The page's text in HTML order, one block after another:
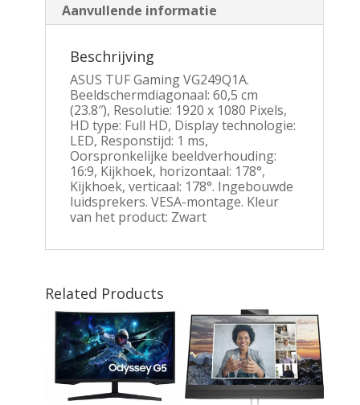
Aanvullende informatie
Beschrijving
ASUS TUF Gaming VG249Q1A.
Beeldschermdiagonaal: 60,5 cm
(23.8″), Resolutie: 1920 x 1080 Pixels,
HD type: Full HD, Display technologie:
LED, Responstijd: 1 ms,
Oorspronkelijke beeldverhouding:
16:9, Kijkhoek, horizontaal: 178°,
Kijkhoek, verticaal: 178°. Ingebouwde
luidsprekers. VESA-montage. Kleur
van het product: Zwart
Related Products